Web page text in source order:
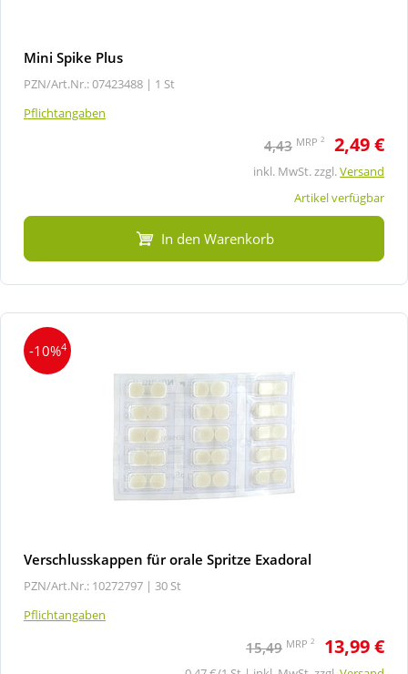
Mini Spike Plus
PZN/Art.Nr.: 07423488 | 1 St
Pflichtangaben
4,43 MRP 2 2,49 €
inkl. MwSt. zzgl.Versand
Artikel verfügbar
In den Warenkorb
-10%4
Verschlusskappen für orale Spritze Exadoral
PZN/Art.Nr.: 10272797 | 30 St
Pflichtangaben
15,49 MRP 2 13,99 €